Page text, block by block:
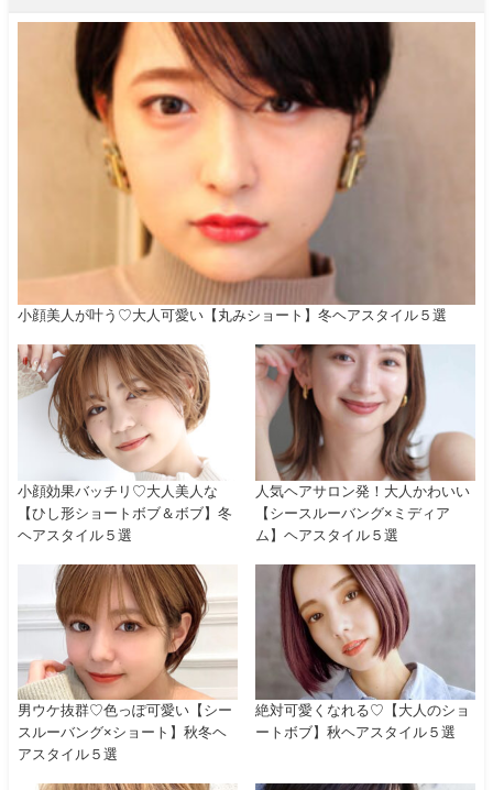
小顔美人が叶う♡大人可愛い【丸みショート】冬ヘアスタイル５選
小顔効果バッチリ♡大人美人な
【ひし形ショートボブ＆ボブ】冬
ヘアスタイル５選
人気ヘアサロン発！大人かわいい
【シースルーバング×ミディア
ム】ヘアスタイル５選
男ウケ抜群♡色っぽ可愛い【シー
スルーバング×ショート】秋冬ヘ
アスタイル５選
絶対可愛くなれる♡【大人のショ
ートボブ】秋ヘアスタイル５選